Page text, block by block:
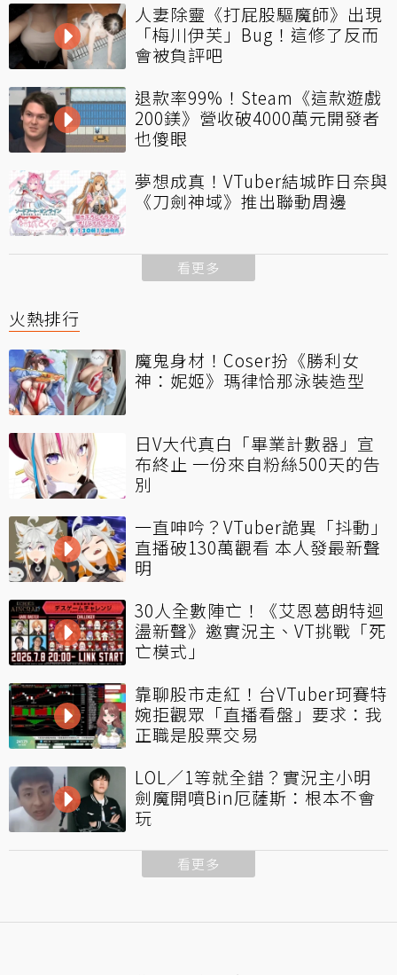
人妻除靈《打屁股驅魔師》出現
「梅川伊芙」Bug！這修了反而
會被負評吧
退款率99%！Steam《這款遊戲
200鎂》營收破4000萬元開發者
也傻眼
夢想成真！VTuber結城昨日奈與
《刀劍神域》推出聯動周邊
看更多
火熱排行
魔鬼身材！Coser扮《勝利女
神：妮姬》瑪律恰那泳裝造型
日V大代真白「畢業計數器」宣
布終止 一份來自粉絲500天的告
別
一直呻吟？VTuber詭異「抖動」
直播破130萬觀看 本人發最新聲
明
30人全數陣亡！《艾恩葛朗特迴
盪新聲》邀實況主、VT挑戰「死
亡模式」
靠聊股市走紅！台VTuber珂賽特
婉拒觀眾「直播看盤」要求：我
正職是股票交易
LOL／1等就全錯？實況主小明
劍魔開噴Bin厄薩斯：根本不會
玩
看更多